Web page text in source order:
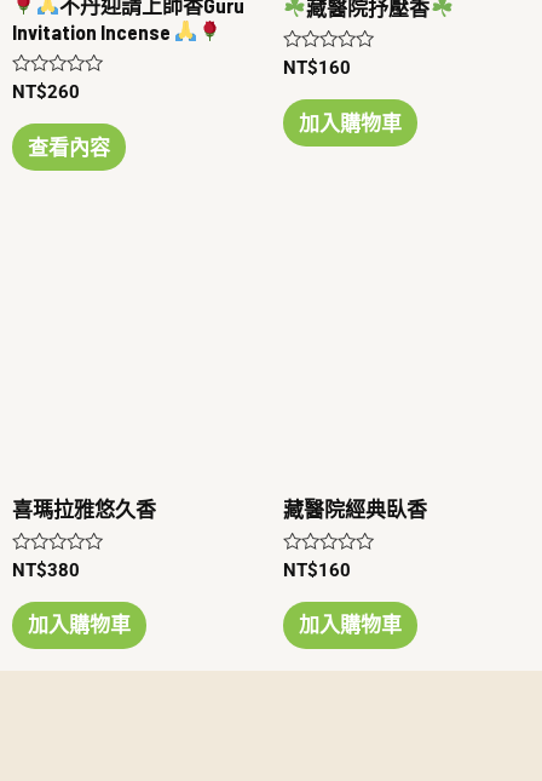
Invitation Incense
評
0
滿
分
NT$260
查看內容
藏醫院抒壓香
評
0
滿
分
NT$160
加入購物車
喜瑪拉雅悠久香
評
滿
分
5
NT$380
加入購物車
藏醫院經典臥香
評
滿
分
5
NT$160
加入購物車